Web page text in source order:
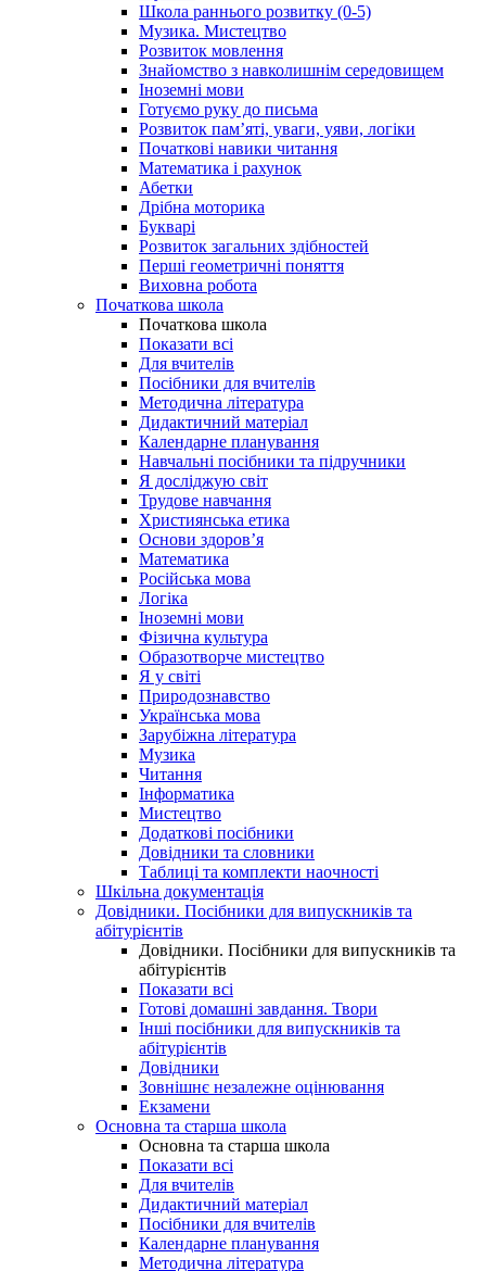
Школа раннього розвитку (0-5)
Музика. Мистецтво
Розвиток мовлення
Знайомство з навколишнім середовищем
Іноземні мови
Готуємо руку до письма
Розвиток пам’яті, уваги, уяви, логіки
Початкові навики читання
Математика і рахунок
Абетки
Дрібна моторика
Букварі
Розвиток загальних здібностей
Перші геометричні поняття
Виховна робота
Початкова школа
Початкова школа
Показати всі
Для вчителів
Посібники для вчителів
Методична література
Дидактичний матеріал
Календарне планування
Навчальні посібники та підручники
Я досліджую світ
Трудове навчання
Християнська етика
Основи здоров’я
Математика
Російська мова
Логіка
Іноземні мови
Фізична культура
Образотворче мистецтво
Я у світі
Природознавство
Українська мова
Зарубіжна література
Музика
Читання
Інформатика
Мистецтво
Додаткові посібники
Довідники та словники
Таблиці та комплекти наочності
Шкільна документація
Довідники. Посібники для випускників та
абітурієнтів
Довідники. Посібники для випускників та
абітурієнтів
Показати всі
Готові домашні завдання. Твори
Інші посібники для випускників та
абітурієнтів
Довідники
Зовнішнє незалежне оцінювання
Екзамени
Основна та старша школа
Основна та старша школа
Показати всі
Для вчителів
Дидактичний матеріал
Посібники для вчителів
Календарне планування
Методична література